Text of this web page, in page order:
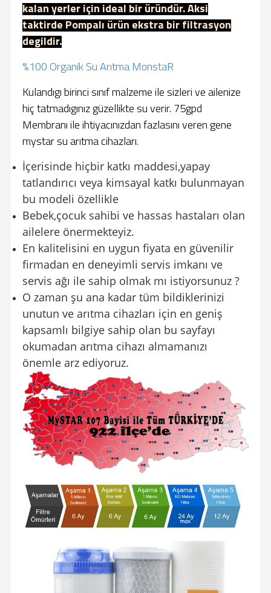
kalan yerler için ideal bir üründür. Aksi
taktirde Pompalı ürün ekstra bir filtrasyon
degildir.
%100 Organik Su Arıtma MonstaR
Kulandıgı birinci sınıf malzeme ile sizleri ve ailenize
hiç tatmadıgınız güzellikte su verir. 75gpd
Membranı ile ihtiyacınızdan fazlasını veren gene
mystar su arıtma cihazları.
İçerisinde hiçbir katkı maddesi,yapay
tatlandırıcı veya kimsayal katkı bulunmayan
bu modeli özellikle
Bebek,çocuk sahibi ve hassas hastaları olan
ailelere önermekteyiz.
En kalitelisini en uygun fiyata en güvenilir
firmadan en deneyimli servis imkanı ve
servis ağı ile sahip olmak mı istiyorsunuz ?
O zaman şu ana kadar tüm bildiklerinizi
unutun ve arıtma cihazları için en geniş
kapsamlı bilgiye sahip olan bu sayfayı
okumadan arıtma cihazı almamanızı
önemle arz ediyoruz.